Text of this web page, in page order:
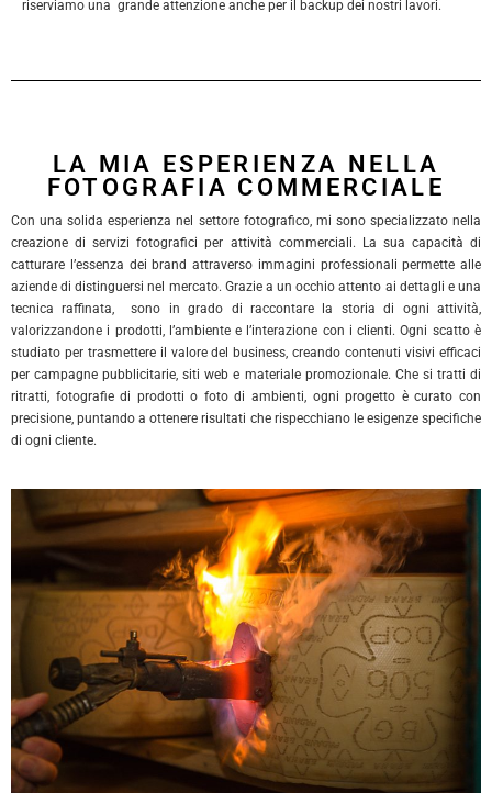
riserviamo una grande attenzione anche per il backup dei nostri lavori.
LA MIA ESPERIENZA NELLA
FOTOGRAFIA COMMERCIALE
Con una solida esperienza nel settore fotografico, mi sono specializzato nella
creazione di servizi fotografici per attività commerciali. La sua capacità di
catturare l’essenza dei brand attraverso immagini professionali permette alle
aziende di distinguersi nel mercato. Grazie a un occhio attento ai dettagli e una
tecnica raffinata, sono in grado di raccontare la storia di ogni attività,
valorizzandone i prodotti, l’ambiente e l’interazione con i clienti. Ogni scatto è
studiato per trasmettere il valore del business, creando contenuti visivi efficaci
per campagne pubblicitarie, siti web e materiale promozionale. Che si tratti di
ritratti, fotografie di prodotti o foto di ambienti, ogni progetto è curato con
precisione, puntando a ottenere risultati che rispecchiano le esigenze specifiche
di ogni cliente.